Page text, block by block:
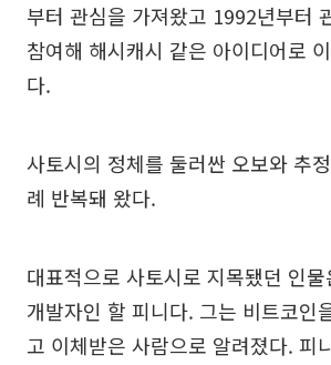
부터 관심을 가져왔고 1992년부터
참여해 해시캐시 같은 아이디어로
다.
사토시의 정체를 둘러싼 오보와 추
례 반복돼 왔다.
대표적으로 사토시로 지목됐던 인
개발자인 할 피니다. 그는 비트코인
고 이체받은 사람으로 알려졌다. 피